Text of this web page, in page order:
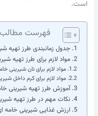
است.
فهرست مطالب
جدول زمانبندی طرز تهیه
مواد لازم برای طرز تهیه
مواد لازم برای نان شیرینی
مواد لازم برای کرم داخل
آموزش طرز تهیه شیرینی
نکات مهم در طرز تهیه
ارزش غذایی شیرینی خامه